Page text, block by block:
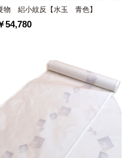
物 絽小紋反【水玉 青色】
54,780